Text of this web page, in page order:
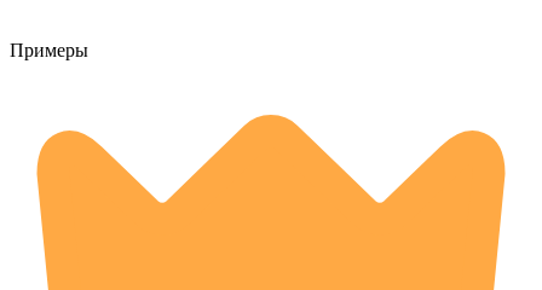
Примеры